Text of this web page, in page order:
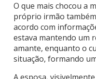
O que mais chocou a
próprio irmão
acordo com
estava mantendo um
amante, enquanto o
situação, formando